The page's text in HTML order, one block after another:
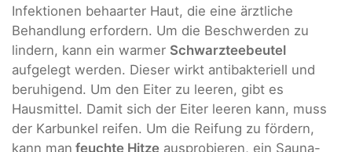
Infektionen behaarter Haut, die eine ärztliche
Behandlung erfordern. Um die Beschwerden zu
lindern, kann ein warmer Schwarzteebeutel
aufgelegt werden. Dieser wirkt antibakteriell und
beruhigend. Um den Eiter zu leeren, gibt es
Hausmittel. Damit sich der Eiter leeren kann, muss
der Karbunkel reifen. Um die Reifung zu fördern,
kann man feuchte Hitze ausprobieren, ein Sauna-